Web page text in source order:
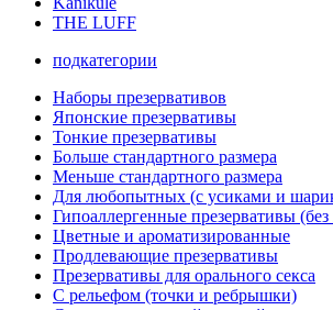
THE LUFF
подкатегории
Наборы презервативов
Японские презервативы
Тонкие презервативы
Больше стандартного размера
Меньше стандартного размера
Для любопытных (с усиками и
Гипоаллергенные презервативы (без
Цветные и ароматизированные
Продлевающие презервативы
Презервативы для орального секса
С рельефом (точки и ребрышки)